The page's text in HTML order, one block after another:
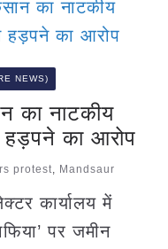
NEWS)
का नाटकीय
हड़पने का आरोप
protest, Mandsaur
कार्यालय में
पर जमीन